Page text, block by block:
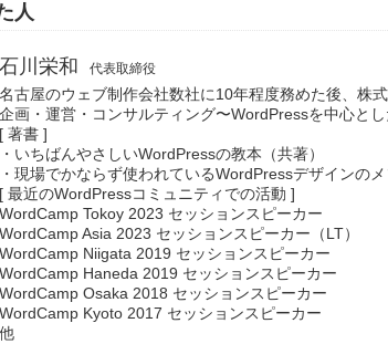
人
石川栄和 代表取締役
名古屋のウェブ制作会社数社に10年程度務めた後、株式
企画・運営・コンサルティング〜WordPressを中心と
[ 著書 ]
・いちばんやさしいWordPressの教本（共著）
・現場でかならず使われているWordPressデザインのメ
[ 最近のWordPressコミュニティでの活動 ]
WordCamp Tokoy 2023 セッションスピーカー
WordCamp Asia 2023 セッションスピーカー（LT）
WordCamp Niigata 2019 セッションスピーカー
WordCamp Haneda 2019 セッションスピーカー
WordCamp Osaka 2018 セッションスピーカー
WordCamp Kyoto 2017 セッションスピーカー
他